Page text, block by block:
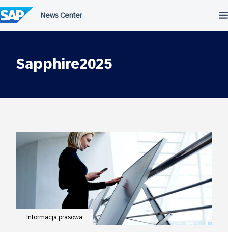
do
treści
Sapphire2025
Informacja prasowa